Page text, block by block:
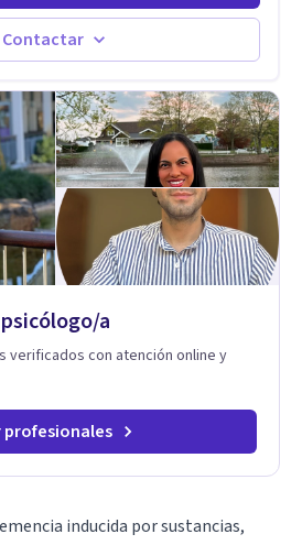
más importante es el individuo,
pacientes sino con todo su entorno,
El arte de conocernos, de
logrando la sanidad desde la
nuevas conexiones cerebrales,
y físicas. Cada proceso es
por la que se consulta nunca será
para volver a empezar
Contactar
a
verificados con atención online y
profesionales
inducida por sustancias,